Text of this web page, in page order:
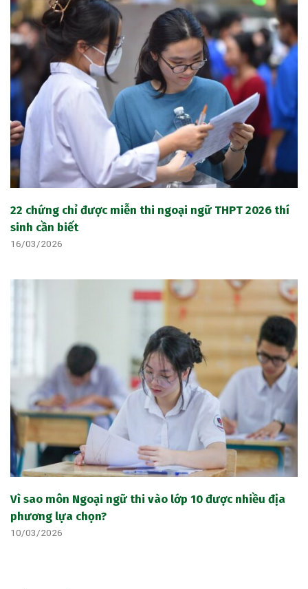
22 chứng chỉ được miễn thi ngoại ngữ THPT 2026 thí
sinh cần biết
16/03/2026
Vì sao môn Ngoại ngữ thi vào lớp 10 được nhiều địa
phương lựa chọn?
10/03/2026